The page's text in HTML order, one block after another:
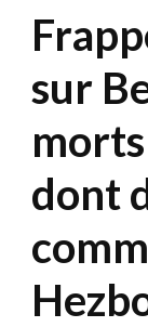
sur
dont